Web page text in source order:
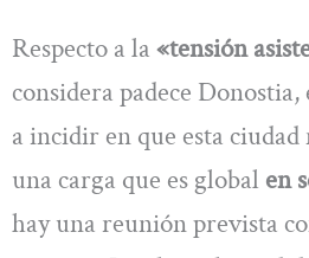
Respecto a la «tensión
considera padece
a incidir en que esta ciudad
una carga que es global en
hay una reunión prevista